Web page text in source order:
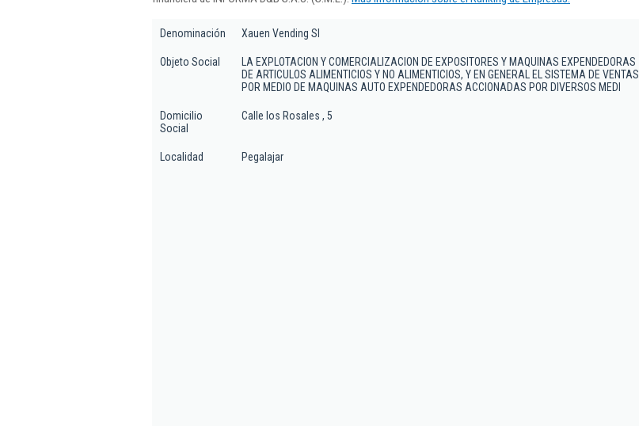
Denominación Xauen Vending Sl
Objeto Social
LA EXPLOTACION Y COMERCIALIZACION DE EXPOSITORES Y MAQUINAS EXPENDEDORAS
DE ARTICULOS ALIMENTICIOS Y NO ALIMENTICIOS, Y EN GENERAL EL SISTEMA DE VENTAS
POR MEDIO DE MAQUINAS AUTO EXPENDEDORAS ACCIONADAS POR DIVERSOS MEDI
Domicilio
Social
Calle los Rosales , 5
Localidad Pegalajar